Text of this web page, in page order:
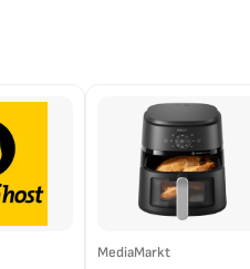
MediaMarkt